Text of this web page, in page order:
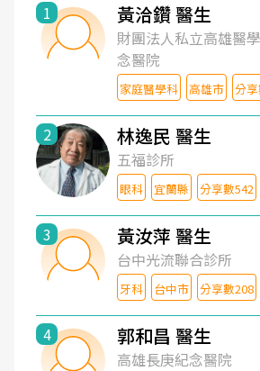
1 黃洽鑽 醫生
財團法人私立高雄醫
念醫院
家庭醫學科 高雄市 分
2 林逸民 醫生
五福診所
眼科 宜蘭縣 分享數542
3 黃汝萍 醫生
台中光流聯合診所
牙科 台中市 分享數208
4 郭和昌 醫生
高雄長庚紀念醫院